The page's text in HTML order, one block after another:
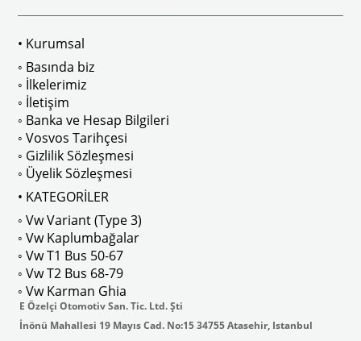
isteyenler için tercih edilir.
: AC711500 / 80500
1968-1979 Yılları Arasındaki T2
• Kurumsal
◦ Basında biz
◦ İlkelerimiz
◦ İletişim
◦ Banka ve Hesap Bilgileri
◦ Vosvos Tarihçesi
◦ Gizlilik Sözleşmesi
◦ Üyelik Sözleşmesi
• KATEGORİLER
◦ Vw Variant (Type 3)
◦ Vw Kaplumbağalar
◦ Vw T1 Bus 50-67
◦ Vw T2 Bus 68-79
◦ Vw Karman Ghia
E Özelçi Otomotiv San. Tic. Ltd. Şti
İnönü Mahallesi 19 Mayıs Cad. No:15 34755 Atasehir, Istanbul